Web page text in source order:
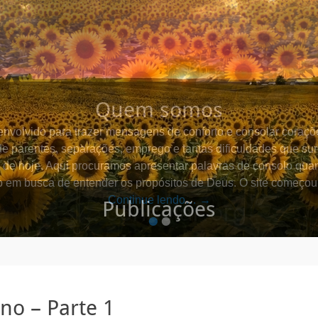
••
Quem somos
para trazer mensagens de conforto e consolar
parentes, separações, emprego e tantas dificuldades que
hoje. Aqui procuramos apresentar palavras de consolo
em busca de entender os propósitos de Deus. O site
Continue lendo… →
– Parte 1